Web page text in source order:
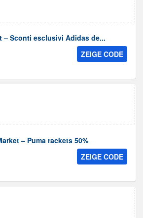
– Sconti esclusivi Adidas de...
ZEIGE CODE
– Puma rackets 50%
ZEIGE CODE